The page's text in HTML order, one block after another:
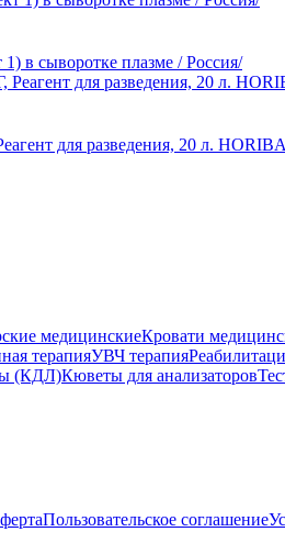
в сыворотке плазме / Россия/
для разведения, 20 л.
медицинскиеКровати
терапияУВЧ терапия
(КДЛ)Кюветы для анализаторов
Пользовательское соглашение